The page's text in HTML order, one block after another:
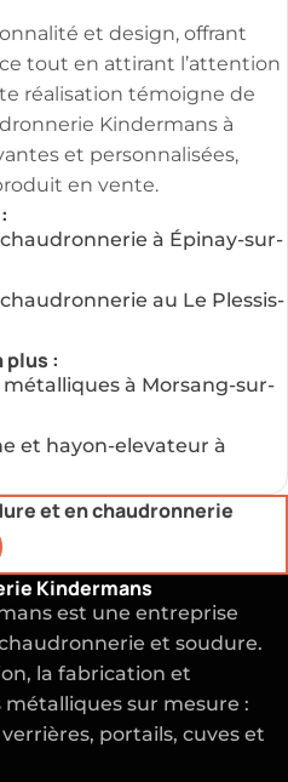
et design, offrant
tout en attirant l’attention
réalisation témoigne de
Kindermans à
et personnalisées,
en vente.
à Épinay-sur-
au Le Plessis-
plus :
à Morsang-sur-
et hayon-elevateur à
et en chaudronnerie
Kindermans
est une entreprise
et soudure.
la fabrication et
sur mesure :
portails, cuves et